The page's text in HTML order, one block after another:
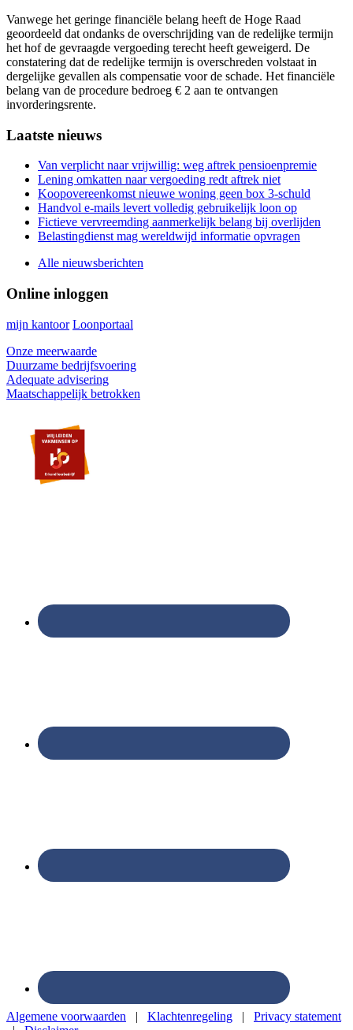
Vanwege het geringe financiële belang heeft de Hoge Raad
geoordeeld dat ondanks de overschrijding van de redelijke termijn
het hof de gevraagde vergoeding terecht heeft geweigerd. De
constatering dat de redelijke termijn is overschreden volstaat in
dergelijke gevallen als compensatie voor de schade. Het financiële
belang van de procedure bedroeg € 2 aan te ontvangen
invorderingsrente.
Primary
Sidebar
Laatste nieuws
Van verplicht naar vrijwillig: weg aftrek pensioenpremie
Lening omkatten naar vergoeding redt aftrek niet
Koopovereenkomst nieuwe woning geen box 3-schuld
Handvol e-mails levert volledig gebruikelijk loon op
Fictieve vervreemding aanmerkelijk belang bij overlijden
Belastingdienst mag wereldwijd informatie opvragen
Alle nieuwsberichten
Online inloggen
mijn kantoor Loonportaal
Onze meerwaarde
Duurzame bedrijfsvoering
Adequate advisering
Maatschappelijk betrokken
Algemene voorwaarden | Klachtenregeling | Privacy statement